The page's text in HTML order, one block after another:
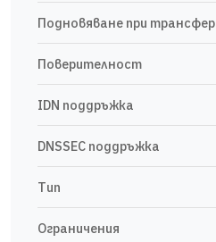
Подновяване при трансфер
Поверителност
IDN поддръжка
DNSSEC поддръжка
Тип
Ограничения